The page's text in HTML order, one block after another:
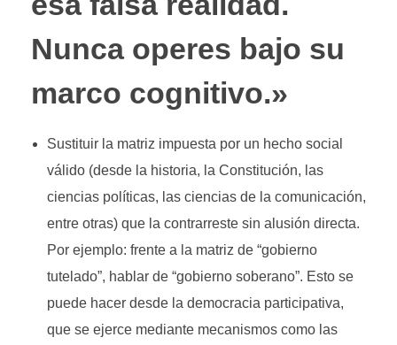
Nunca operes bajo su
marco cognitivo.»
Sustituir la matriz impuesta por un hecho social
válido (desde la historia, la Constitución, las
ciencias políticas, las ciencias de la comunicación,
entre otras) que la contrarreste sin alusión directa.
Por ejemplo: frente a la matriz de “gobierno
tutelado”, hablar de “gobierno soberano”. Esto se
puede hacer desde la democracia participativa,
que se ejerce mediante mecanismos como las